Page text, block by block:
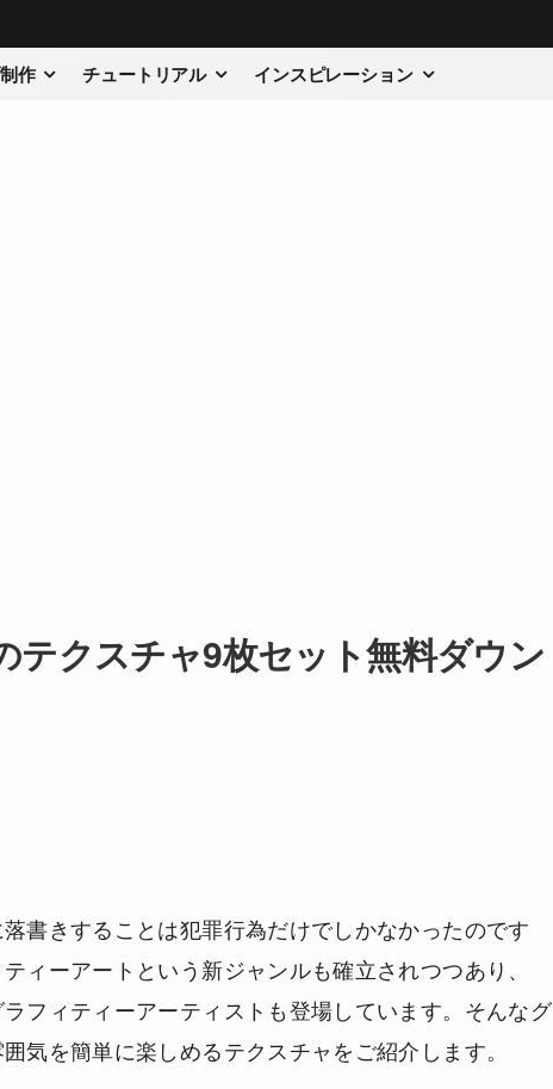
作 チュートリアル インスピレーション
テクスチャ9枚セット無料ダウン
書きすることは犯罪行為だけでしかなかったのです
ィーアートという新ジャンルも確立されつつあり、
フィティーアーティストも登場しています。そんなグ
気を簡単に楽しめるテクスチャをご紹介します。